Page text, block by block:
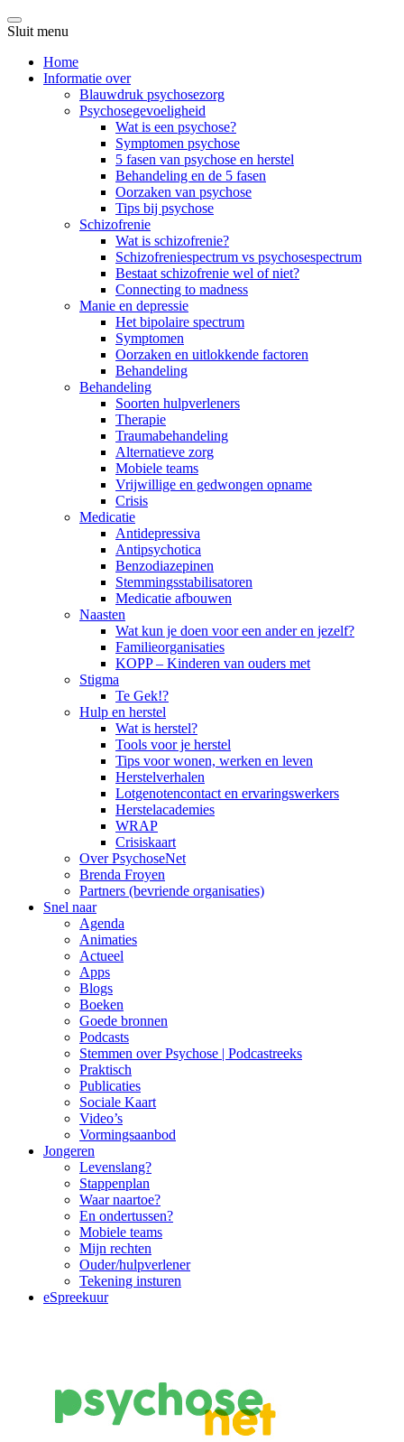
Sluit menu
Home
Informatie over
Blauwdruk psychosezorg
Psychosegevoeligheid
Wat is een psychose?
Symptomen psychose
5 fasen van psychose en herstel
Behandeling en de 5 fasen
Oorzaken van psychose
Tips bij psychose
Schizofrenie
Wat is schizofrenie?
Schizofreniespectrum vs psychosespectrum
Bestaat schizofrenie wel of niet?
Connecting to madness
Manie en depressie
Het bipolaire spectrum
Symptomen
Oorzaken en uitlokkende factoren
Behandeling
Behandeling
Soorten hulpverleners
Therapie
Traumabehandeling
Alternatieve zorg
Mobiele teams
Vrijwillige en gedwongen opname
Crisis
Medicatie
Antidepressiva
Antipsychotica
Benzodiazepinen
Stemmingsstabilisatoren
Medicatie afbouwen
Naasten
Wat kun je doen voor een ander en jezelf?
Familieorganisaties
KOPP – Kinderen van ouders met
Stigma
Te Gek!?
Hulp en herstel
Wat is herstel?
Tools voor je herstel
Tips voor wonen, werken en leven
Herstelverhalen
Lotgenotencontact en ervaringswerkers
Herstelacademies
WRAP
Crisiskaart
Over PsychoseNet
Brenda Froyen
Partners (bevriende organisaties)
Snel naar
Agenda
Animaties
Actueel
Apps
Blogs
Boeken
Goede bronnen
Podcasts
Stemmen over Psychose | Podcastreeks
Praktisch
Publicaties
Sociale Kaart
Video’s
Vormingsaanbod
Jongeren
Levenslang?
Stappenplan
Waar naartoe?
En ondertussen?
Mobiele teams
Mijn rechten
Ouder/hulpverlener
Tekening insturen
eSpreekuur